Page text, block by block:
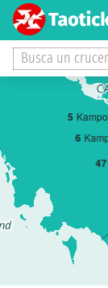
Busca un
47
5
6